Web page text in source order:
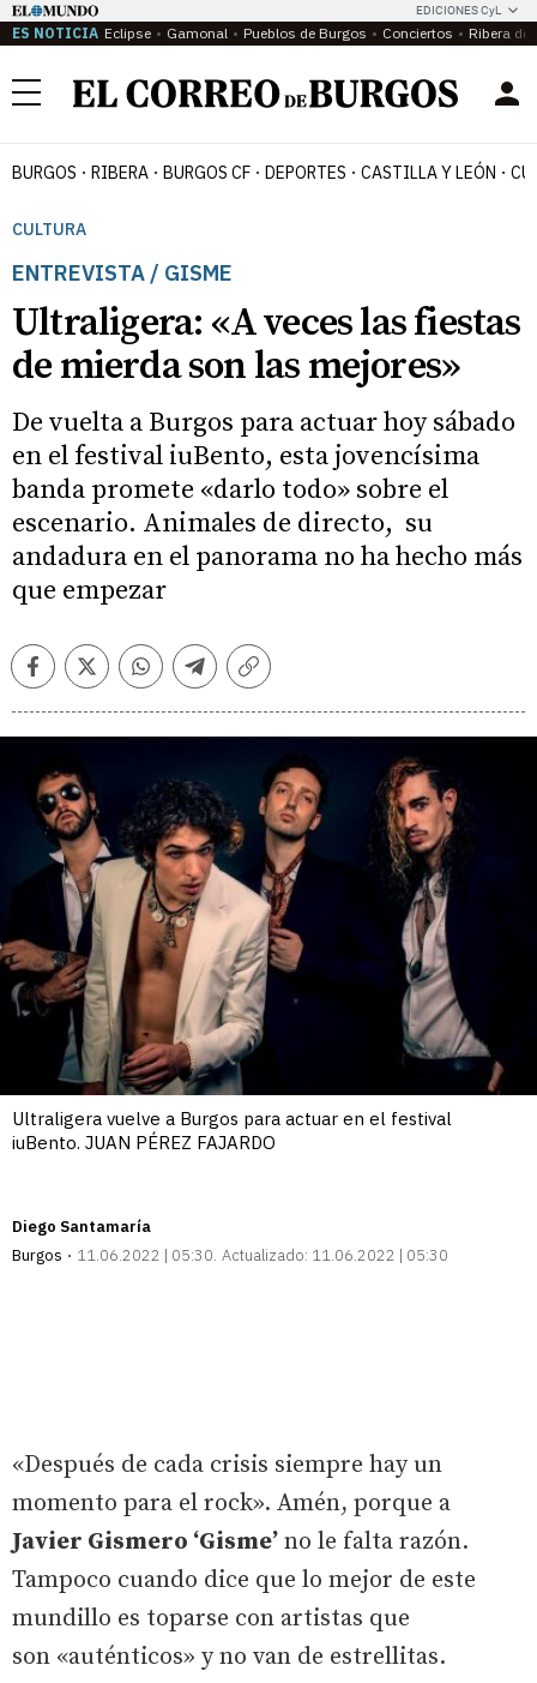
EDICIONES CyL
ES NOTICIA Eclipse Gamonal Pueblos de Burgos Conciertos Ribera del
Menú
BURGOS RIBERA BURGOS CF DEPORTES CASTILLA Y LEÓN
CULTURA
ENTREVISTA / GISME
Ultraligera: «A veces las fiestas
de mierda son las mejores»
De vuelta a Burgos para actuar hoy sábado
en el festival iuBento, esta jovencísima
banda promete «darlo todo» sobre el
escenario. Animales de directo, su
andadura en el panorama no ha hecho más
que empezar
FacebookTwitterWhatsappTelegramCopiar
Ultraligera vuelve a Burgos para actuar en el festival
iuBento. JUAN PÉREZ FAJARDO
Diego Santamaría
Burgos
11.06.2022 | 05:30 Actualizado: 11.06.2022 | 05:30
«Después de cada crisis siempre hay un
momento para el rock». Amén, porque a
Javier Gismero ‘Gisme’ no le falta razón.
Tampoco cuando dice que lo mejor de este
mundillo es toparse con artistas que
son «auténticos» y no van de estrellitas.